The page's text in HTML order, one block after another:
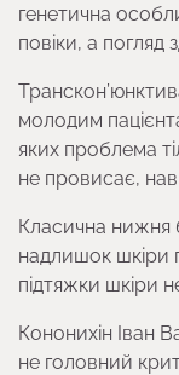
генетична
повіки, а
молодим
яких проблема
не провисає,
Класична нижня
надлишок шкіри
підтяжки шкіри
Кононихін Іван
не головний